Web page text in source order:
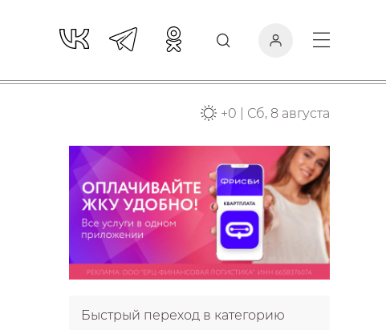
+0 Сб, 8 августа
Быстрый переход в категорию